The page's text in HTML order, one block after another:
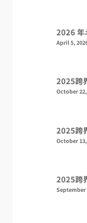
2026 年
April 5,
2025跨
October 22,
2025跨
October 13,
2025跨
September